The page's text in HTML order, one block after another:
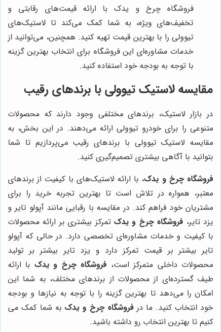
فروشگاه چرخ و یدک با ارائه قیمت‌های رقابتی و
تخفیف‌های ویژه، به شما کمک می‌کند تا لاستیک‌های
تیوولی را با بهترین قیمت تهیه کنید. همچنین، می‌توانید از
خدمات مشاوره‌ای این فروشگاه برای انتخاب بهترین گزینه
با توجه به بودجه خود استفاده کنید.
مقایسه لاستیک تیوولی با برندهای رقیب
در بازار لاستیک، برندهای مختلفی وجود دارند که محصولات
متنوعی را برای خودرو تیوولی ارائه می‌دهند. در این بخش، به
مقایسه لاستیک تیوولی با برندهای رقیب می‌پردازیم تا شما
بتوانید با آگاهی بیشتری تصمیم‌گیری کنید.
فروشگاه چرخ و یدک، با ارائه لاستیک‌های با کیفیت از برندهای
معتبر، همواره در تلاش است تا بهترین تجربه خرید را برای
مشتریان خود فراهم کند. در مقایسه با رقبایی مانند آپولو تایر و
یزد تایر، فروشگاه چرخ و یدک تمرکز بیشتری بر ارائه محصولات
با کیفیت و خدمات مشاوره‌ای تخصصی دارد. در حالی که آپولو
تایر بیشتر بر قیمت تمرکز دارد و یزد تایر بیشتر بر تولید
محصولات داخلی متمرکز است، فروشگاه چرخ و یدک با ارائه
طیف گسترده‌ای از محصولات از برندهای مختلف، به شما این
امکان را می‌دهد تا بهترین گزینه را با توجه به نیازها و بودجه
خود انتخاب کنید. ما درفروشگاه چرخ و یدک به شما کمک می
کنیم تا بهترین انتخاب رو داشته باشید.